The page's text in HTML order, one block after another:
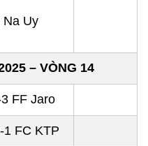
Na Uy
– VÒNG 14
FF Jaro
1 FC KTP